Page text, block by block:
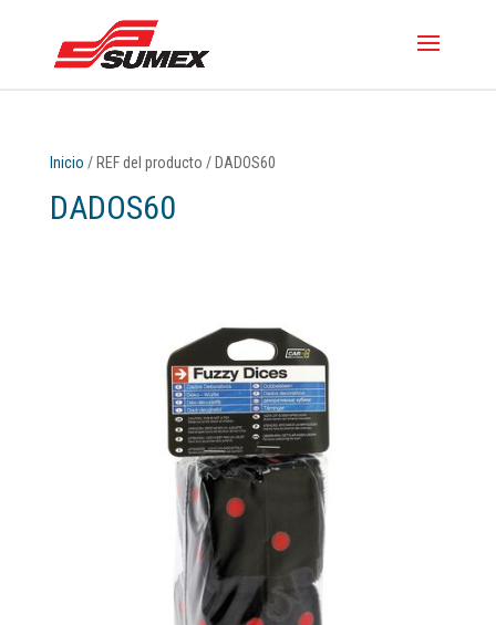
Inicio / REF del producto / DADOS60
DADOS60